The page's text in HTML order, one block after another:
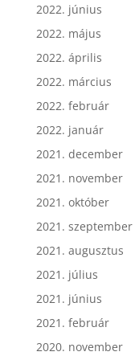
2022. június
2022. május
2022. április
2022. március
2022. február
2022. január
2021. december
2021. november
2021. október
2021. szeptember
2021. augusztus
2021. július
2021. június
2021. február
2020. november